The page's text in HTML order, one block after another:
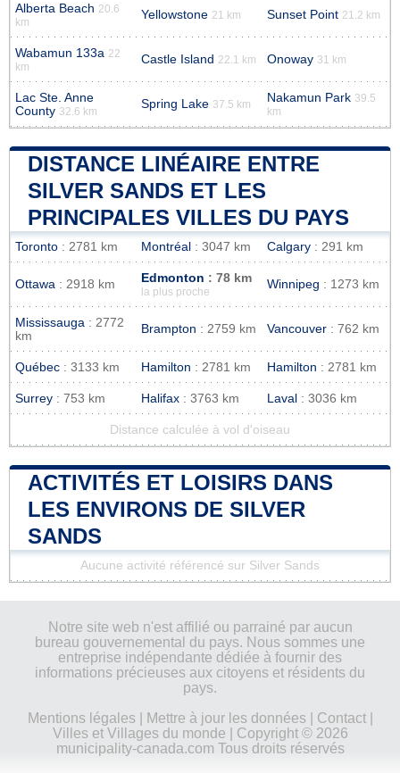
Alberta Beach 20.6
km
Yellowstone 21 km Sunset Point 21.2 km
Wabamun 133a 22
km
Castle Island 22.1 km Onoway 31 km
Lac Ste. Anne
County 32.6 km
Spring Lake 37.5 km Nakamun Park 39.5
km
DISTANCE LINÉAIRE ENTRE
SILVER SANDS ET LES
PRINCIPALES VILLES DU PAYS
Toronto : 2781 km Montréal : 3047 km Calgary : 291 km
Ottawa : 2918 km Edmonton : 78 km
la plus proche
Winnipeg : 1273 km
Mississauga : 2772
km
Brampton : 2759 km Vancouver : 762 km
Québec : 3133 km Hamilton : 2781 km Hamilton : 2781 km
Surrey : 753 km Halifax : 3763 km Laval : 3036 km
Distance calculée à vol d'oiseau
ACTIVITÉS ET LOISIRS DANS
LES ENVIRONS DE SILVER
SANDS
Aucune activité référencé sur Silver Sands
Notre site web n'est affilié ou parrainé par aucun
bureau gouvernemental du pays. Nous sommes une
entreprise indépendante dédiée à fournir des
informations précieuses aux citoyens et résidents du
pays.
Mentions légales| Mettre à jour les données| Contact|
Villes et Villages du monde | Copyright © 2026
municipality-canada.com Tous droits réservés